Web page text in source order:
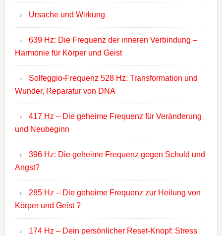
Ursache und Wirkung
639 Hz: Die Frequenz der inneren Verbindung –
Harmonie für Körper und Geist
Solfeggio-Frequenz 528 Hz: Transformation und
Wunder, Reparatur von DNA
417 Hz – Die geheime Frequenz für Veränderung
und Neubeginn
396 Hz: Die geheime Frequenz gegen Schuld und
Angst?
285 Hz – Die geheime Frequenz zur Heilung von
Körper und Geist ?
174 Hz – Dein persönlicher Reset-Knopf: Stress